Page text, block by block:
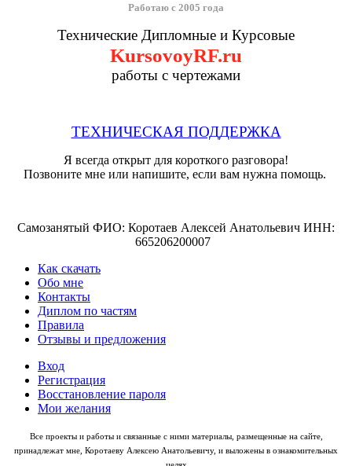
Работаю с 2005 года
Технические Дипломные и Курсовые
KursovoyRF.ru
работы с чертежами
ТЕХНИЧЕСКАЯ ПОДДЕРЖКА
Я всегда открыт для короткого разговора!
Позвоните мне или напишите, если вам нужна помощь.
Самозанятый ФИО: Коротаев Алексей Анатольевич ИНН:
665206200007
Как скачать
Обо мне
Контакты
Диплом по частям
Правила
Отзывы и предложения
Вход
Регистрация
Восстановление пароля
Мои желания
Все проекты и работы и связанные с ними материалы, размещенные на сайте,
принадлежат мне, Коротаеву Алексею Анатольевичу, и выложены в ознакомительных